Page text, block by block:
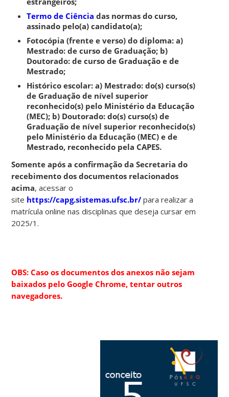
Termo de Ciência das normas do curso,
assinado pelo(a) candidato(a);
Fotocópia (frente e verso) do diploma: a)
Mestrado: de curso de Graduação; b)
Doutorado: de curso de Graduação e de
Mestrado;
Histórico escolar: a) Mestrado: do(s) curso(s)
de Graduação de nível superior
reconhecido(s) pelo Ministério da Educação
(MEC); b) Doutorado: do(s) curso(s) de
Graduação de nível superior reconhecido(s)
pelo Ministério da Educação (MEC) e de
Mestrado, reconhecido pela CAPES.
Somente após a confirmação da Secretaria do
recebimento dos documentos relacionados
acima, acessar o
site https://capg.sistemas.ufsc.br/ para realizar a
matrícula online nas disciplinas que deseja cursar em
2025/1.
OBS: Caso os documentos dos anexos não sejam
baixados pelo Google Chrome, tentar outros
navegadores.